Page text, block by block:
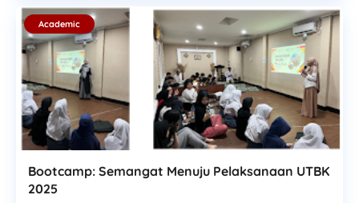
Academic
Bootcamp: Semangat Menuju Pelaksanaan UTBK
2025